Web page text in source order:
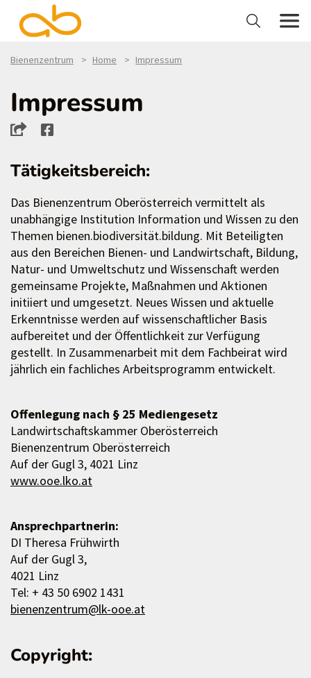
Bienenzentrum Home Impressum
Impressum
Tätigkeitsbereich:
Das Bienenzentrum Oberösterreich vermittelt als
unabhängige Institution Information und Wissen zu den
Themen bienen.biodiversität.bildung. Mit Beteiligten
aus den Bereichen Bienen- und Landwirtschaft, Bildung,
Natur- und Umweltschutz und Wissenschaft werden
gemeinsame Projekte, Maßnahmen und Aktionen
initiiert und umgesetzt. Neues Wissen und aktuelle
Erkenntnisse werden auf wissenschaftlicher Basis
aufbereitet und der Öffentlichkeit zur Verfügung
gestellt. In Zusammenarbeit mit dem Fachbeirat wird
jährlich ein fachliches Arbeitsprogramm entwickelt.
Offenlegung nach § 25 Mediengesetz
Landwirtschaftskammer Oberösterreich
Bienenzentrum Oberösterreich
Auf der Gugl 3, 4021 Linz
www.ooe.lko.at
Ansprechpartnerin:
DI Theresa Frühwirth
Auf der Gugl 3,
4021 Linz
Tel: + 43 50 6902 1431
bienenzentrum@lk-ooe.at
Copyright: